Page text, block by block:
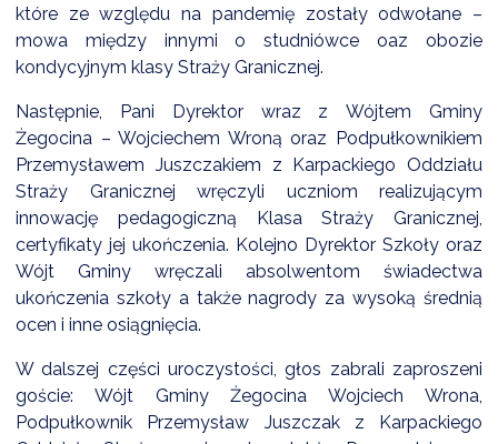
CZYSTE POWIETRZE
EWIDENCJA EMISYJNOŚCI BUDYNKÓW (CEEB)
które ze względu na pandemię zostały odwołane –
mowa między innymi o studniówce oaz obozie
kondycyjnym klasy Straży Granicznej.
Następnie, Pani Dyrektor wraz z Wójtem Gminy
Żegocina – Wojciechem Wroną oraz Podpułkownikiem
Przemysławem Juszczakiem z Karpackiego Oddziału
Straży Granicznej wręczyli uczniom realizującym
innowację pedagogiczną Klasa Straży Granicznej,
certyfikaty jej ukończenia. Kolejno Dyrektor Szkoły oraz
Wójt Gminy wręczali absolwentom świadectwa
ukończenia szkoły a także nagrody za wysoką średnią
ocen i inne osiągnięcia.
W dalszej części uroczystości, głos zabrali zaproszeni
goście: Wójt Gminy Żegocina Wojciech Wrona,
Podpułkownik Przemysław Juszczak z Karpackiego